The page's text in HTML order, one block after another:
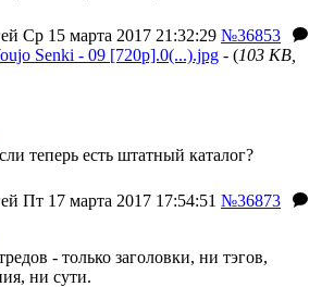
Ср 15 марта 2017 21:32:29 №36853
Senki - 09 [720p].0(...).jpg - (103 KB,
теперь есть штатный каталог?
Пт 17 марта 2017 17:54:51 №36873
- только заголовки, ни тэгов,
ни сути.